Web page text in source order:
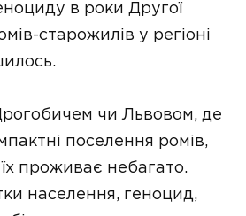
в роки Другої
старожилів у регіоні
чи Львовом, де
поселення ромів,
проживає небагато.
населення, геноцид,